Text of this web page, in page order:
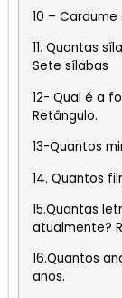
10 –
11. Quantas
Sete sílabas
12- Qual é a
Retângulo.
13-Quantos
14. Quantos
15.Quantas
atualmente?
16.Quantos
anos.